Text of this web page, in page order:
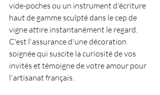
vide-poches ou un instrument d'écriture
haut de gamme sculpté dans le cep de
vigne attire instantanément le regard.
C'est l'assurance d'une décoration
soignée qui suscite la curiosité de vos
invités et témoigne de votre amour pour
l'artisanat français.